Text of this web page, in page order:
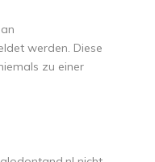
werden. Diese
zu einer